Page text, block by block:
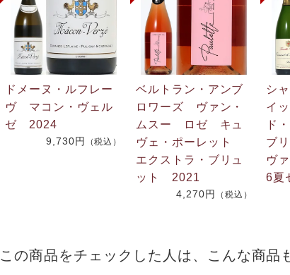
ドメーヌ・ルフレー
ヴ マコン・ヴェル
ゼ 2024
9,730円 （税込）
ベルトラン・アンブ
ロワーズ ヴァン・
ムスー ロゼ キュ
ヴェ・ポーレット
エクストラ・ブリュ
ット 2021
4,270円 （税込）
シ
イ
ド
ブ
ヴ
6夏
この商品をチェックした人は、こんな商品